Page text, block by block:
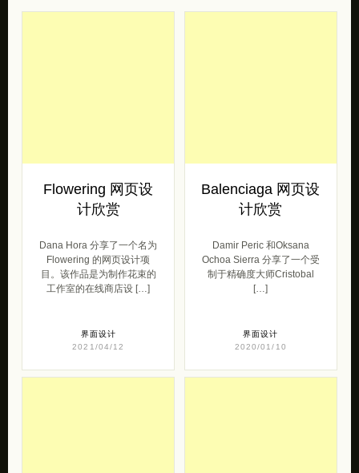
Flowering 网页设
计欣赏
Dana Hora 分享了一个名为
Flowering 的网页设计项
目。该作品是为制作花束的
工作室的在线商店设 […]
界面设计
2021/04/12
Balenciaga 网页设
计欣赏
Damir Peric 和Oksana
Ochoa Sierra 分享了一个受
制于精确度大师Cristobal
[…]
界面设计
2020/01/10